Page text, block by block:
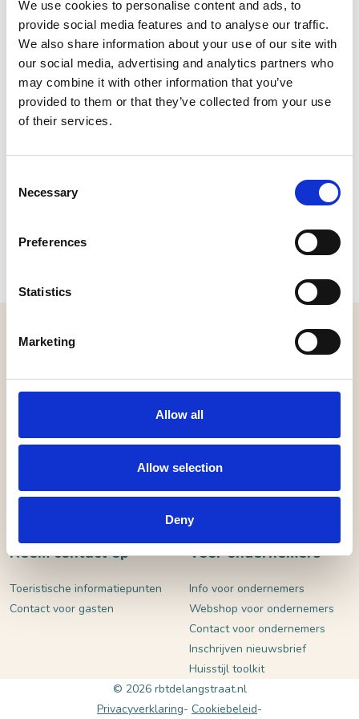
We use cookies to personalise content and ads, to
provide social media features and to analyse our traffic.
We also share information about your use of our site with
our social media, advertising and analytics partners who
may combine it with other information that you’ve
provided to them or that they’ve collected from your use
of their services.
Selection
Necessary
Preferences
Statistics
Marketing
Allow all
Allow selection
Deny
Lees het hele verhaal hier
CONTACT
Benedenkerkstraat 70, Waspik
Plan je route
Neem contact op
Toeristische informatiepunten
Contact voor gasten
Voor ondernemers
Info voor ondernemers
Webshop voor ondernemers
Contact voor ondernemers
Inschrijven nieuwsbrief
Huisstijl toolkit
© 2026 rbtdelangstraat.nl
Privacyverklaring Cookiebeleid